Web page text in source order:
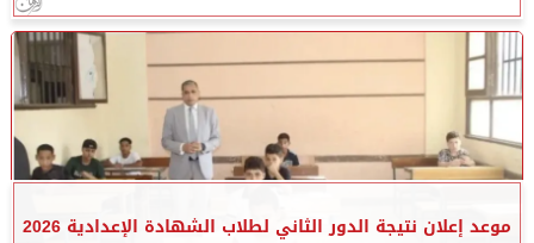
موعد إعلان نتيجة الدور الثاني لطلاب الشهادة الإعدادية 2026